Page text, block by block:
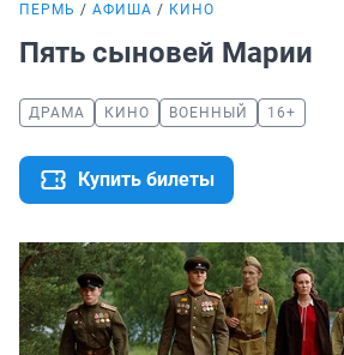
ПЕРМЬ АФИША КИНО
Пять сыновей Марии
ДРАМА КИНО ВОЕННЫЙ 16+
Купить билеты